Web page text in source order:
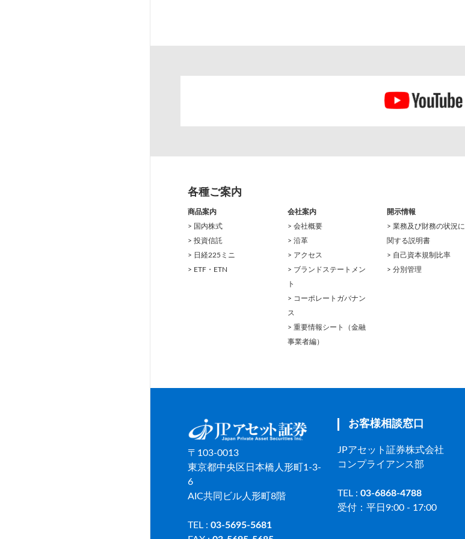
各種ご案内
商品案内
> 国内株式
> 投資信託
> 日経225ミニ
> ETF・ETN
会社案内
> 会社概要
> 沿革
> アクセス
> ブランドステートメン
ト
> コーポレートガバナン
ス
> 重要情報シート（金融
事業者編）
開示情報
> 業務及び財務の状況に
関する説明書
> 自己資本規制比率
> 分別管理
〒103-0013
東京都中央区日本橋人形町1-3-
6
AIC共同ビル人形町8階
TEL : 03-5695-5681
お客様相談窓口
JPアセット証券株式会社
コンプライアンス部
TEL : 03-6868-4788
受付：平日9:00 - 17:00